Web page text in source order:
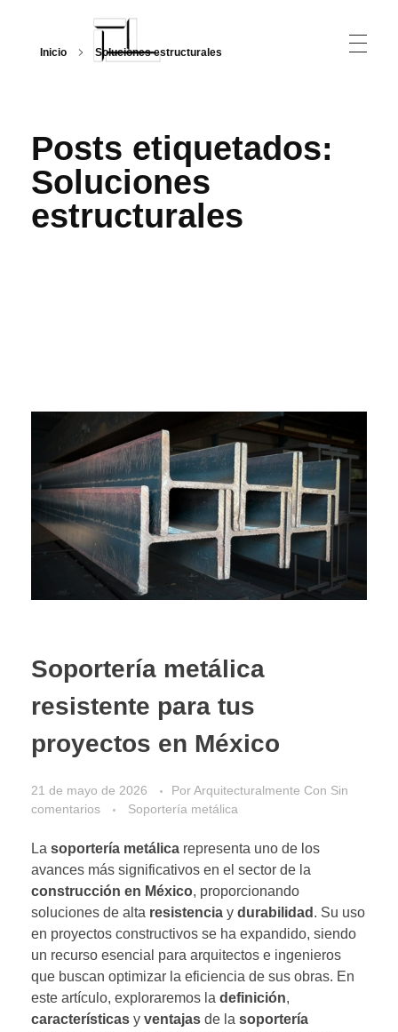
Inicio Soluciones estructurales
Posts etiquetados:
Soluciones
estructurales
Soportería metálica
resistente para tus
proyectos en México
21 de mayo de 2026 PorArquitecturalmente Con Sin
comentarios
Soportería metálica
La soportería metálica representa uno de los
avances más significativos en el sector de la
construcción en México, proporcionando
soluciones de alta resistencia y durabilidad . Su uso
en proyectos constructivos se ha expandido, siendo
un recurso esencial para arquitectos e ingenieros
que buscan optimizar la eficiencia de sus obras. En
este artículo, exploraremos la definición,
características y ventajas de la soportería